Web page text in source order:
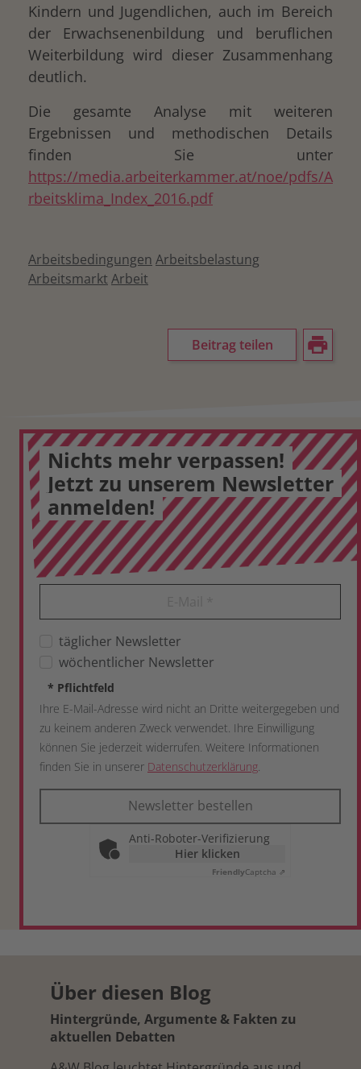
Kindern und Jugendlichen, auch im Bereich
der Erwachsenenbildung und beruflichen
Weiterbildung wird dieser Zusammenhang
deutlich.
Die gesamte Analyse mit weiteren
Ergebnissen und methodischen Details
finden Sie unter
https://media.arbeiterkammer.at/noe/pdfs/A
rbeitsklima_Index_2016.pdf
Arbeitsbedingungen Arbeitsbelastung
Arbeitsmarkt Arbeit
Beitrag teilen
Nichts mehr verpassen!
Jetzt zu unserem Newsletter
anmelden!
täglicher Newsletter
wöchentlicher Newsletter
* Pflichtfeld
Ihre E-Mail-Adresse wird nicht an Dritte weitergegeben und
zu keinem anderen Zweck verwendet. Ihre Einwilligung
können Sie jederzeit widerrufen. Weitere Informationen
finden Sie in unserer Datenschutzerklärung.
Newsletter bestellen
Anti-Roboter-Verifizierung
Hier klicken
FriendlyCaptcha ⇗
Über diesen Blog
Hintergründe, Argumente & Fakten zu
aktuellen Debatten